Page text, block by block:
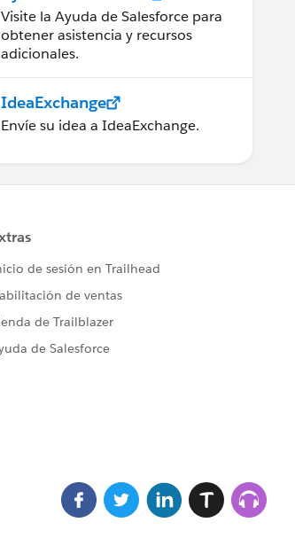
Visite la Ayuda de Salesforce para
obtener asistencia y recursos
adicionales.
IdeaExchange
Envíe su idea a IdeaExchange.